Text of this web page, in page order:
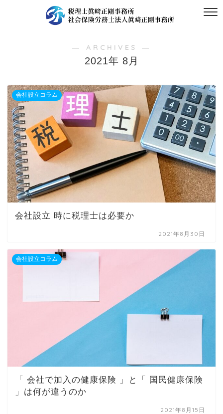
― ARCHIVES ―
2021年 8月
会社設立コラム
会社設立 時に税理士は必要か
2021年8月30日
会社設立コラム
「 会社で加入の健康保険 」と「 国民健康保険
」は何が違うのか
2021年8月15日